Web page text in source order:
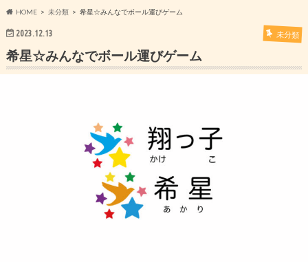
HOME 未分類 希星☆みんなでボール運びゲーム
2023.12.13 未分類
希星☆みんなでボール運びゲーム